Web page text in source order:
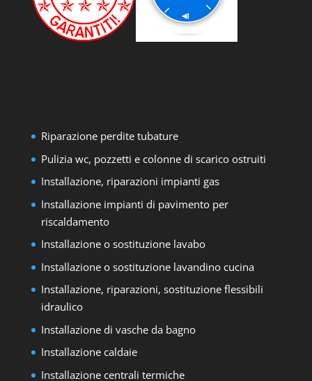
Riparazione perdite tubature
Pulizia wc, pozzetti e colonne di scarico ostruiti
Installazione, riparazioni impianti gas
Installazione impianti di pavimento per
riscaldamento
Installazione o sostituzione lavabo
Installazione o sostituzione lavandino cucina
Installazione, riparazioni, sostituzione flessibili
idraulico
Installazione di vasche da bagno
Installazione caldaie
Installazione centrali termiche